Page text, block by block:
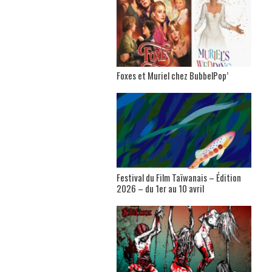
Foxes et Muriel chez BubbelPop’
Festival du Film Taïwanais – Édition
2026 – du 1er au 10 avril